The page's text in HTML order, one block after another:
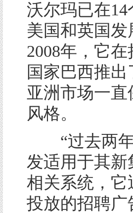
沃尔玛已在
美国和英国
2008年，它
国家巴西推
亚洲市场一
风格。
“过去两年
发适用于其
相关系统，
投放的招聘